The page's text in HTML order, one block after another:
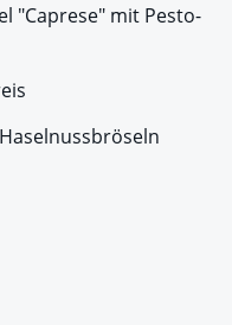
"Caprese" mit Pesto-